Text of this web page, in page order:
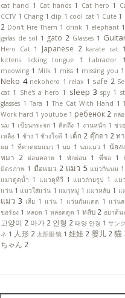
cat hand 1 Cat hands 1 Cat hero 1
CCTV 1 Chang 1 clip 1 cool cat 1 Cute 1
2 Don't Fire Them 1 drink 1 elephant 1
gafas de sol 1 gato 2 Glasses 1
Hero Cat 1 Japanese 2 karate cat 1
kittens licking tongue 1 Labrador 1
meowing 1 Milk 1 miss 1 missing you 1
Neko 4 nekohero 1 relax 1 safe 2
cat 1 She's a hero 1 sleep 3 spy 1
glasses 1 Tara 1 The Cat With Hand 1
Work hard 1 youtube 1 ребенок 2 กล่
นม 1 เขียนกระจก 1 คิดถึง 1 งานหนัก 1 ช่ว
เหลือ 1 ช้าง 1 ช้างใจดี 1 เด็ก 2 ตุ๊กตา 2 ท
ผม 1 ที่คาดผมแมว 1 นม 1 นมแมว 1 น้อง
หมา 2 ผ่อนคลาย 1 พักผ่อน 1 พี่ขอ 1
มิตรภาพ 1 มือแมว 2 แมว 5 แมวกินนม 1
แมวดูดน้ำ 1 แมวดูทีวี 1 แมวถ่ายรูป 1 แม
แว่น 1 แมวใส่แว่น 1 แมวหมู่ 1 แมวหลับ 1 แ
แมว 3 เลีย 1 แว่น 1 แว่นกันแดด 1 แว่น
ขอร้อง 1 หลอด 1 หลอดดูด 1 หลับ 2 อย่าตีน
고양이 2 아가 2 인형 2 태양 안경 1 サン
ネ 1 人形 2 太阳眼镜 1 娃娃 2 婴儿 2猫
ちゃん 2